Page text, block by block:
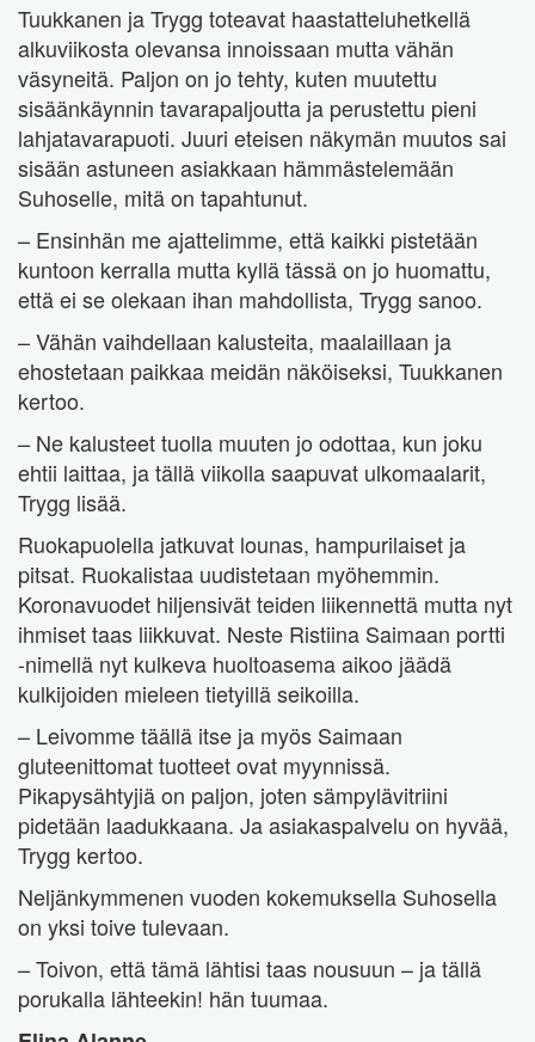
Tuukkanen ja Trygg toteavat haastatteluhetkellä
alkuviikosta olevansa innoissaan mutta vähän
väsyneitä. Paljon on jo tehty, kuten muutettu
sisäänkäynnin tavarapaljoutta ja perustettu pieni
lahjatavarapuoti. Juuri eteisen näkymän muutos sai
sisään astuneen asiakkaan hämmästelemään
Suhoselle, mitä on tapahtunut.
– Ensinhän me ajattelimme, että kaikki pistetään
kuntoon kerralla mutta kyllä tässä on jo huomattu,
että ei se olekaan ihan mahdollista, Trygg sanoo.
– Vähän vaihdellaan kalusteita, maalaillaan ja
ehostetaan paikkaa meidän näköiseksi, Tuukkanen
kertoo.
– Ne kalusteet tuolla muuten jo odottaa, kun joku
ehtii laittaa, ja tällä viikolla saapuvat ulkomaalarit,
Trygg lisää.
Ruokapuolella jatkuvat lounas, hampurilaiset ja
pitsat. Ruokalistaa uudistetaan myöhemmin.
Koronavuodet hiljensivät teiden liikennettä mutta nyt
ihmiset taas liikkuvat. Neste Ristiina Saimaan portti
-nimellä nyt kulkeva huoltoasema aikoo jäädä
kulkijoiden mieleen tietyillä seikoilla.
– Leivomme täällä itse ja myös Saimaan
gluteenittomat tuotteet ovat myynnissä.
Pikapysähtyjiä on paljon, joten sämpylävitriini
pidetään laadukkaana. Ja asiakaspalvelu on hyvää,
Trygg kertoo.
Neljänkymmenen vuoden kokemuksella Suhosella
on yksi toive tulevaan.
– Toivon, että tämä lähtisi taas nousuun – ja tällä
porukalla lähteekin! hän tuumaa.